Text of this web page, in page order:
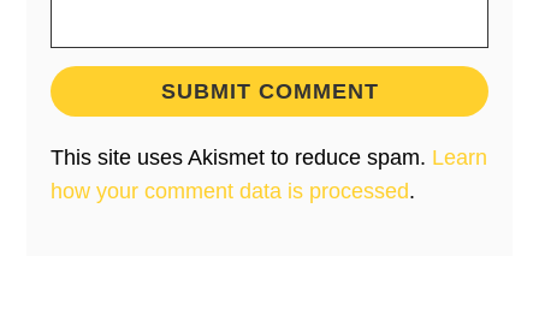
This site uses Akismet to reduce spam. Learn
how your comment data is processed.